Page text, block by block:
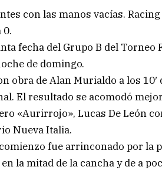
con las manos vacías.
0.
fecha del Grupo B del Torneo
de domingo.
obra de Alan Murialdo a los
El resultado se acomodó
«Aurirrojo», Lucas De León
Nueva Italia.
fue arrinconado por la
la mitad de la cancha y de a